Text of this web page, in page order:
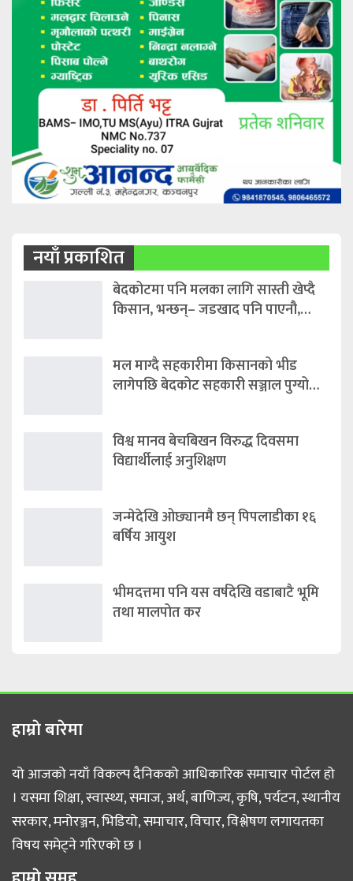
नयाँ प्रकाशित
बेदकोटमा पनि मलका लागि सास्ती खेप्दै
किसान, भन्छन्– जडखाद पनि पाएनौ,…
मल माग्दै सहकारीमा किसानको भीड
लागेपछि बेदकोट सहकारी सञ्जाल पुग्यो…
विश्व मानव बेचबिखन विरुद्ध दिवसमा
विद्यार्थीलाई अनुशिक्षण
जन्मेदेखि ओछ्यानमै छन् पिपलाडीका १६
बर्षिय आयुश
भीमदत्तमा पनि यस वर्षदेखि वडाबाटै भूमि
तथा मालपोत कर
हाम्राे बारेमा
यो आजको नयाँ विकल्प दैनिकको आधिकारिक समाचार पोर्टल हो
। यसमा शिक्षा, स्वास्थ्य, समाज, अर्थ, बाणिज्य, कृषि, पर्यटन, स्थानीय
सरकार, मनोरञ्जन, भिडियो, समाचार, विचार, विश्लेषण लगायतका
विषय समेट्ने गरिएको छ ।